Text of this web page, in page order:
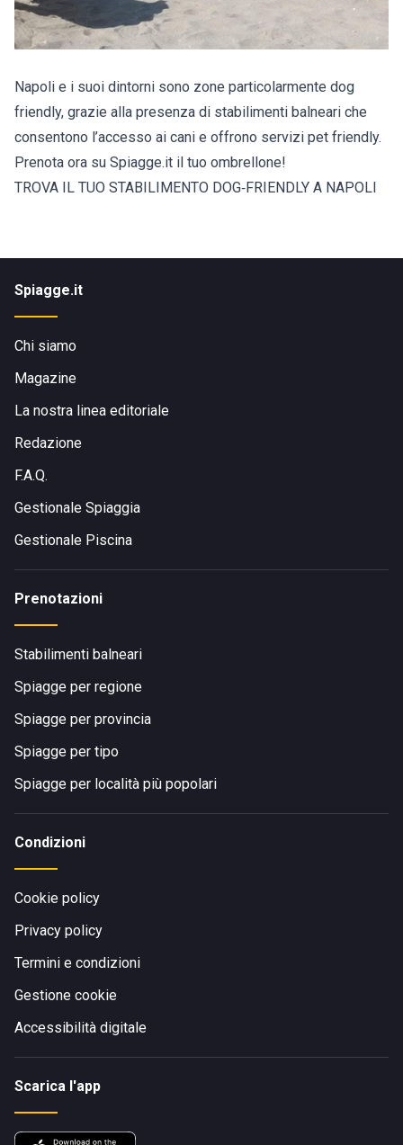
Napoli e i suoi dintorni sono zone particolarmente dog
friendly, grazie alla presenza di stabilimenti balneari che
consentono l’accesso ai cani e offrono servizi pet friendly.
Prenota ora su Spiagge.it il tuo ombrellone!
TROVA IL TUO STABILIMENTO DOG‑FRIENDLY A NAPOLI
Spiagge.it
Chi siamo
Magazine
La nostra linea editoriale
Redazione
F.A.Q.
Gestionale Spiaggia
Gestionale Piscina
Prenotazioni
Stabilimenti balneari
Spiagge per regione
Spiagge per provincia
Spiagge per tipo
Spiagge per località più popolari
Condizioni
Cookie policy
Privacy policy
Termini e condizioni
Gestione cookie
Accessibilità digitale
Scarica l'app